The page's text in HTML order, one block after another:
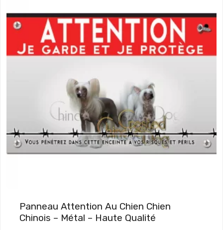
Panneau Attention Au Chien Chien
Chinois – Métal – Haute Qualité